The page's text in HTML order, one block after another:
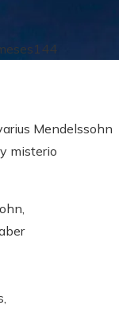
144
Mendelssohn
misterio